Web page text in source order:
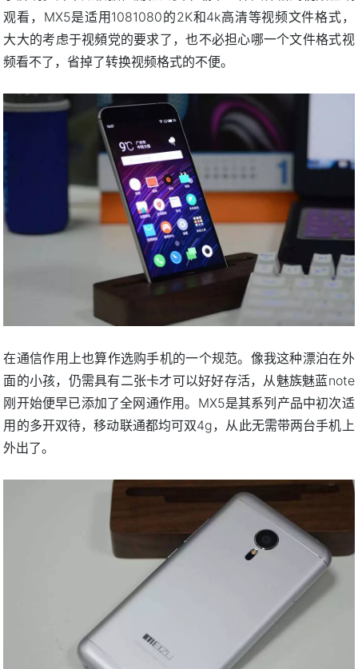
观看，MX5是适用1081080的2K和4k高清等视频文件格式，
大大的考虑于视頻党的要求了，也不必担心哪一个文件格式视
频看不了，省掉了转换视频格式的不便。
在通信作用上也算作选购手机的一个规范。像我这种漂泊在外
面的小孩，仍需具有二张卡才可以好好存活，从魅族魅蓝note
刚开始便早已添加了全网通作用。MX5是其系列产品中初次适
用的多开双待，移动联通都均可双4g，从此无需带两台手机上
外出了。